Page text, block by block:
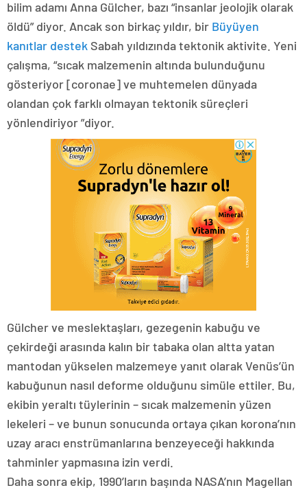
bilim adamı Anna Gülcher, bazı “insanlar jeolojik olarak
öldü” diyor. Ancak son birkaç yıldır, bir Büyüyen
kanıtlar destek Sabah yıldızında tektonik aktivite. Yeni
çalışma, “sıcak malzemenin altında bulunduğunu
gösteriyor [coronae] ve muhtemelen dünyada
olandan çok farklı olmayan tektonik süreçleri
yönlendiriyor ”diyor.
Gülcher ve meslektaşları, gezegenin kabuğu ve
çekirdeği arasında kalın bir tabaka olan altta yatan
mantodan yükselen malzemeye yanıt olarak Venüs’ün
kabuğunun nasıl deforme olduğunu simüle ettiler. Bu,
ekibin yeraltı tüylerinin – sıcak malzemenin yüzen
lekeleri – ve bunun sonucunda ortaya çıkan korona’nın
uzay aracı enstrümanlarına benzeyeceği hakkında
tahminler yapmasına izin verdi.
Daha sonra ekip, 1990’ların başında NASA’nın Magellan